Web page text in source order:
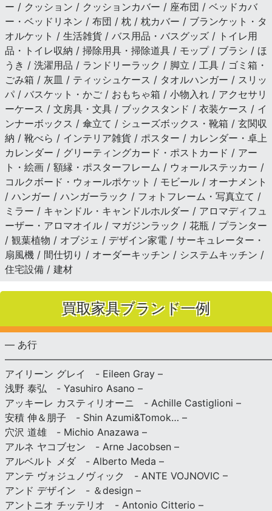
ー / クッション / クッションカバー / 座布団 / ベッドカバ
ー・ベッドリネン / 布団 / 枕 / 枕カバー / ブランケット・タ
オルケット / 生活雑貨 / バス用品・バスグッズ / トイレ用
品・トイレ収納 / 掃除用具・掃除道具 / モップ / ブラシ / ほ
うき / 洗濯用品 / ランドリーラック / 脚立 / 工具 / ゴミ箱・
ごみ箱 / 灰皿 / ティッシュケース / タオルハンガー / スリッ
パ / バスケット・かご / おもちゃ箱 / 小物入れ / アクセサリ
ーケース / 文房具・文具 / ブックスタンド / 衣装ケース / イ
ンナーボックス / 傘立て / シューズボックス・靴箱 / 玄関収
納 / 靴べら / インテリア雑貨 / ポスター / カレンダー・卓上
カレンダー / グリーティングカード・ポストカード / アー
ト・絵画 / 額縁・ポスターフレーム / ウォールステッカー /
コルクボード・ウォールポケット / モビール / オーナメント
/ ハンガー / ハンガーラック / フォトフレーム・写真立て /
ミラー / キャンドル・キャンドルホルダー / アロマディフュ
ーザー・アロマオイル / マガジンラック / 花瓶 / プランター
/ 観葉植物 / オブジェ / デザイン家電 / サーキュレーター・
扇風機 / 間仕切り / オーダーキッチン / システムキッチン /
住宅設備 / 建材
買取家具ブランド一例
— あ行
アイリーン グレイ - Eileen Gray –
浅野 泰弘 - Yasuhiro Asano –
アッキーレ カスティリオーニ - Achille Castiglioni –
安積 伸＆朋子 - Shin Azumi&Tomok… –
穴沢 道雄 - Michio Anazawa –
アルネ ヤコブセン - Arne Jacobsen –
アルベルト メダ - Alberto Meda –
アンテ ヴォジュノヴィック - ANTE VOJNOVIC –
アンド デザイン - ＆design –
アントニオ チッテリオ - Antonio Citterio –